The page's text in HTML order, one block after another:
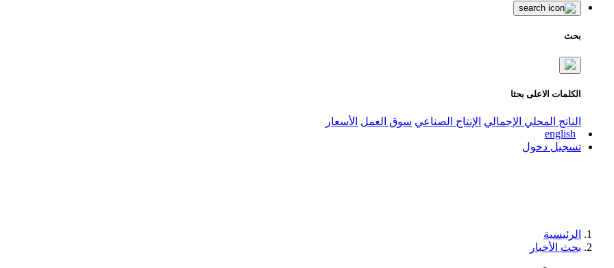
بحث
الكلمات الاعلى بحثا
الناتج المحلي الإجمالي الإنتاج الصناعي سوق العمل الأسعار
english
تسجيل دخول
الرئيسية
بحث الأخبار